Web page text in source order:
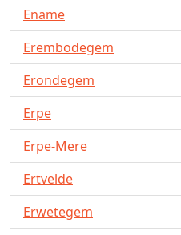
Ename
Erembodegem
Erondegem
Erpe
Erpe-Mere
Ertvelde
Erwetegem